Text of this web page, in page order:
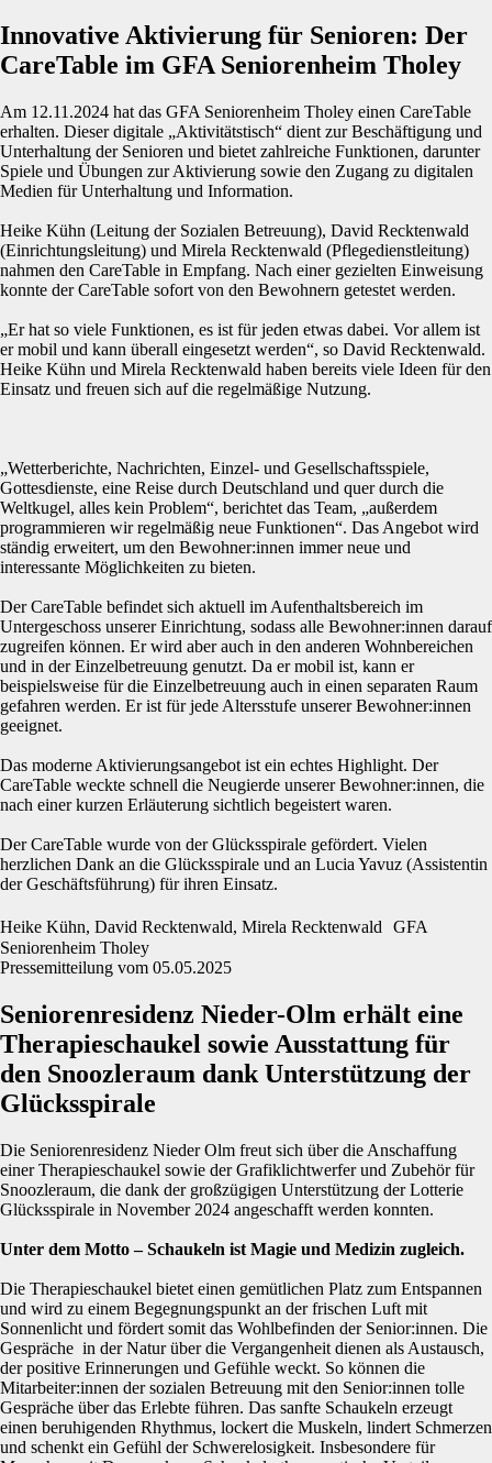
Innovative Aktivierung für Senioren: Der
CareTable im GFA Seniorenheim Tholey
Am 12.11.2024 hat das GFA Seniorenheim Tholey einen CareTable
erhalten. Dieser digitale „Aktivitätstisch“ dient zur Beschäftigung und
Unterhaltung der Senioren und bietet zahlreiche Funktionen, darunter
Spiele und Übungen zur Aktivierung sowie den Zugang zu digitalen
Medien für Unterhaltung und Information.
Heike Kühn (Leitung der Sozialen Betreuung), David Recktenwald
(Einrichtungsleitung) und Mirela Recktenwald (Pflegedienstleitung)
nahmen den CareTable in Empfang. Nach einer gezielten Einweisung
konnte der CareTable sofort von den Bewohnern getestet werden.
„Er hat so viele Funktionen, es ist für jeden etwas dabei. Vor allem ist
er mobil und kann überall eingesetzt werden“, so David Recktenwald.
Heike Kühn und Mirela Recktenwald haben bereits viele Ideen für den
Einsatz und freuen sich auf die regelmäßige Nutzung.
„Wetterberichte, Nachrichten, Einzel- und Gesellschaftsspiele,
Gottesdienste, eine Reise durch Deutschland und quer durch die
Weltkugel, alles kein Problem“, berichtet das Team, „außerdem
programmieren wir regelmäßig neue Funktionen“. Das Angebot wird
ständig erweitert, um den Bewohner:innen immer neue und
interessante Möglichkeiten zu bieten.
Der CareTable befindet sich aktuell im Aufenthaltsbereich im
Untergeschoss unserer Einrichtung, sodass alle Bewohner:innen darauf
zugreifen können. Er wird aber auch in den anderen Wohnbereichen
und in der Einzelbetreuung genutzt. Da er mobil ist, kann er
beispielsweise für die Einzelbetreuung auch in einen separaten Raum
gefahren werden. Er ist für jede Altersstufe unserer Bewohner:innen
geeignet.
Das moderne Aktivierungsangebot ist ein echtes Highlight. Der
CareTable weckte schnell die Neugierde unserer Bewohner:innen, die
nach einer kurzen Erläuterung sichtlich begeistert waren.
Der CareTable wurde von der Glücksspirale gefördert. Vielen
herzlichen Dank an die Glücksspirale und an Lucia Yavuz (Assistentin
der Geschäftsführung) für ihren Einsatz.
Heike Kühn, David Recktenwald, Mirela Recktenwald GFA
Seniorenheim Tholey
Pressemitteilung vom 05.05.2025
Seniorenresidenz Nieder-Olm erhält eine
Therapieschaukel sowie Ausstattung für
den Snoozleraum dank Unterstützung der
Glücksspirale
Die Seniorenresidenz Nieder Olm freut sich über die Anschaffung
einer Therapieschaukel sowie der Grafiklichtwerfer und Zubehör für
Snoozleraum, die dank der großzügigen Unterstützung der Lotterie
Glücksspirale in November 2024 angeschafft werden konnten.
Unter dem Motto – Schaukeln ist Magie und Medizin zugleich.
Die Therapieschaukel bietet einen gemütlichen Platz zum Entspannen
und wird zu einem Begegnungspunkt an der frischen Luft mit
Sonnenlicht und fördert somit das Wohlbefinden der Senior:innen. Die
Gespräche in der Natur über die Vergangenheit dienen als Austausch,
der positive Erinnerungen und Gefühle weckt. So können die
Mitarbeiter:innen der sozialen Betreuung mit den Senior:innen tolle
Gespräche über das Erlebte führen. Das sanfte Schaukeln erzeugt
einen beruhigenden Rhythmus, lockert die Muskeln, lindert Schmerzen
und schenkt ein Gefühl der Schwerelosigkeit. Insbesondere für